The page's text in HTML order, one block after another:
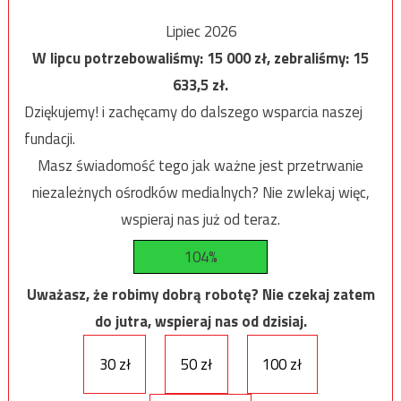
Lipiec 2026
W lipcu potrzebowaliśmy:15 000zł, zebraliśmy:15
633,5zł.
Dziękujemy! i zachęcamy do dalszego wsparcia naszej
fundacji.
Masz świadomość tego jak ważne jest przetrwanie
niezależnych ośrodków medialnych? Nie zwlekaj więc,
wspieraj nas już od teraz.
104%
Uważasz, że robimy dobrą robotę? Nie czekaj zatem
do jutra, wspieraj nas od dzisiaj.
30 zł
50 zł 100 zł